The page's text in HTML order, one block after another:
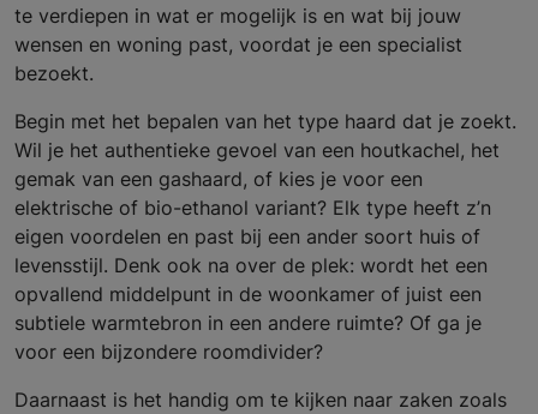
te verdiepen in wat er mogelijk is en wat bij jouw
wensen en woning past, voordat je een specialist
bezoekt.
Begin met het bepalen van het type haard dat je zoekt.
Wil je het authentieke gevoel van een houtkachel, het
gemak van een gashaard, of kies je voor een
elektrische of bio-ethanol variant? Elk type heeft z’n
eigen voordelen en past bij een ander soort huis of
levensstijl. Denk ook na over de plek: wordt het een
opvallend middelpunt in de woonkamer of juist een
subtiele warmtebron in een andere ruimte? Of ga je
voor een bijzondere roomdivider?
Daarnaast is het handig om te kijken naar zaken zoals